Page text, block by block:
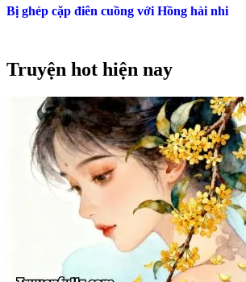
Bị ghép cặp điên cuồng với Hồng hài nhi
Truyện hot hiện nay